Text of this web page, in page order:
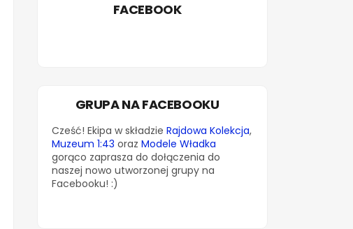
FACEBOOK
GRUPA NA FACEBOOKU
Cześć! Ekipa w składzie Rajdowa Kolekcja,
Muzeum 1:43 oraz Modele Władka
gorąco zaprasza do dołączenia do
naszej nowo utworzonej grupy na
Facebooku! :)